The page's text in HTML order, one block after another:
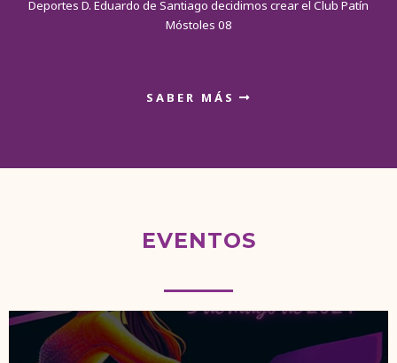
Deportes D. Eduardo de Santiago decidimos crear el Club Patín
Móstoles 08
SABER MÁS
EVENTOS